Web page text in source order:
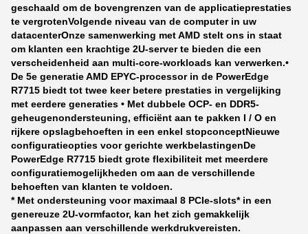
geschaald om de bovengrenzen van de applicatieprestaties
te vergrotenVolgende niveau van de computer in uw
datacenterOnze samenwerking met AMD stelt ons in staat
om klanten een krachtige 2U-server te bieden die een
verscheidenheid aan multi-core-workloads kan verwerken.•
De 5e generatie AMD EPYC-processor in de PowerEdge
R7715 biedt tot twee keer betere prestaties in vergelijking
met eerdere generaties • Met dubbele OCP- en DDR5-
geheugenondersteuning, efficiënt aan te pakken I / O en
rijkere opslagbehoeften in een enkel stopconceptNieuwe
configuratieopties voor gerichte werkbelastingenDe
PowerEdge R7715 biedt grote flexibiliteit met meerdere
configuratiemogelijkheden om aan de verschillende
behoeften van klanten te voldoen.
* Met ondersteuning voor maximaal 8 PCIe-slots* in een
genereuze 2U-vormfactor, kan het zich gemakkelijk
aanpassen aan verschillende werkdrukvereisten.